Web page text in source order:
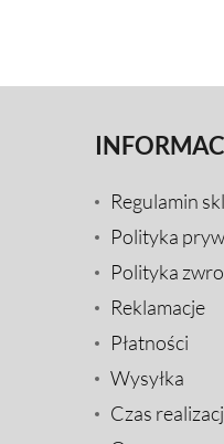
Regulamin
Polityka
Polityka
Reklamacje
Płatności
Wysyłka
Czas